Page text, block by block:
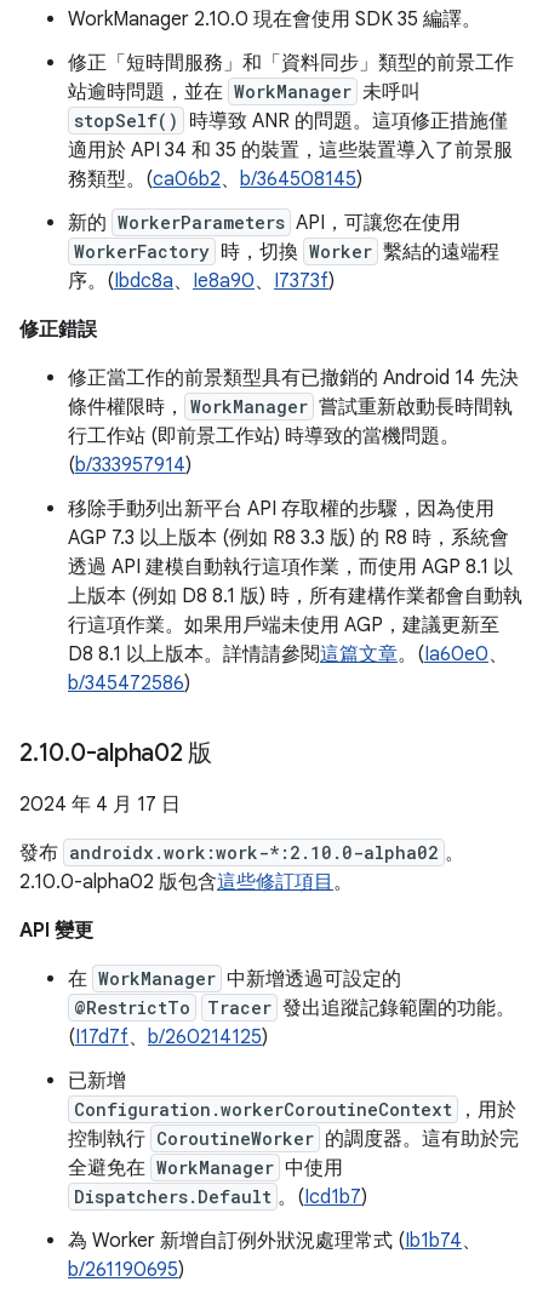
WorkManager 2.10.0 現在會使用 SDK 35 編譯。
修正「短時間服務」和「資料同步」類型的前景工作
站逾時問題，並在 WorkManager 未呼叫
stopSelf()
時導致 ANR 的問題。這項修正措施僅
適用於 API 34 和 35 的裝置，這些裝置導入了前景服
務類型。(ca06b2、 b/364508145)
新的 WorkerParameters API，可讓您在使用
WorkerFactory 時，切換 Worker 繫結的遠端程
序。(Ibdc8a、 Ie8a90、 I7373f)
修正錯誤
修正當工作的前景類型具有已撤銷的 Android 14 先決
條件權限時，
WorkManager 嘗試重新啟動長時間執
行工作站 (即前景工作站) 時導致的當機問題。
(b/333957914)
移除手動列出新平台 API 存取權的步驟，因為使用
AGP 7.3 以上版本 (例如 R8 3.3 版) 的 R8 時，系統會
透過 API 建模自動執行這項作業，而使用 AGP 8.1 以
上版本 (例如 D8 8.1 版) 時，所有建構作業都會自動執
行這項作業。如果用戶端未使用 AGP，建議更新至
D8 8.1 以上版本。詳情請參閱這篇文章。(Ia60e0、
b/345472586)
2.10.0-alpha02 版
2024 年 4 月 17 日
發布 androidx.work:work-*:2.10.0-alpha02 。
2.10.0-alpha02 版包含這些修訂項目 。
API 變更
在 WorkManager 中新增透過可設定的
@RestrictTo Tracer 發出追蹤記錄範圍的功能。
(I17d7f、 b/260214125)
已新增
Configuration.workerCoroutineContext
，用於
控制執行 CoroutineWorker 的調度器。這有助於完
全避免在 WorkManager 中使用
Dispatchers.Default 。(Icd1b7)
為 Worker 新增自訂例外狀況處理常式 (Ib1b74、
b/261190695)